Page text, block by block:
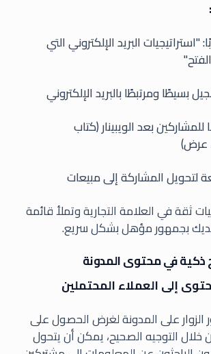
البريد الإلكتروني التي
بسيطًا ومرتبطًا بالبريد الإلكتروني
بعد الويبينار (كتاب
عرض)
لتحويل المشاركة إلى مبيعات
ثقة في العلامة التجارية وتملأ قائمة
لديك بجمهور مؤهل بشكل سريع.
إلى العملاء المحتملين
الزوار على المدونة لغرض الحصول على
التوجيه الصحيح، يمكن أن يتحول